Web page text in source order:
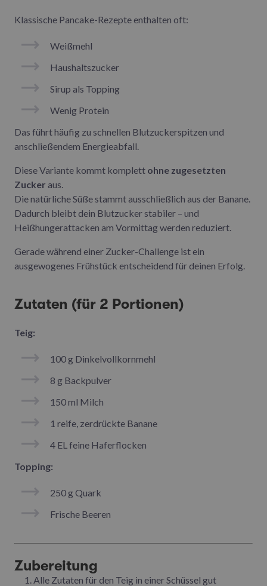
Klassische Pancake-Rezepte enthalten oft:
Weißmehl
Haushaltszucker
Sirup als Topping
Wenig Protein
Das führt häufig zu schnellen Blutzuckerspitzen und
anschließendem Energieabfall.
Diese Variante kommt komplett ohne zugesetzten
Zucker aus.
Die natürliche Süße stammt ausschließlich aus der Banane.
Dadurch bleibt dein Blutzucker stabiler – und
Heißhungerattacken am Vormittag werden reduziert.
Gerade während einer Zucker-Challenge ist ein
ausgewogenes Frühstück entscheidend für deinen Erfolg.
Zutaten (für 2 Portionen)
Teig:
100 g Dinkelvollkornmehl
8 g Backpulver
150 ml Milch
1 reife, zerdrückte Banane
4 EL feine Haferflocken
Topping:
250 g Quark
Frische Beeren
Zubereitung
Alle Zutaten für den Teig in einer Schüssel gut